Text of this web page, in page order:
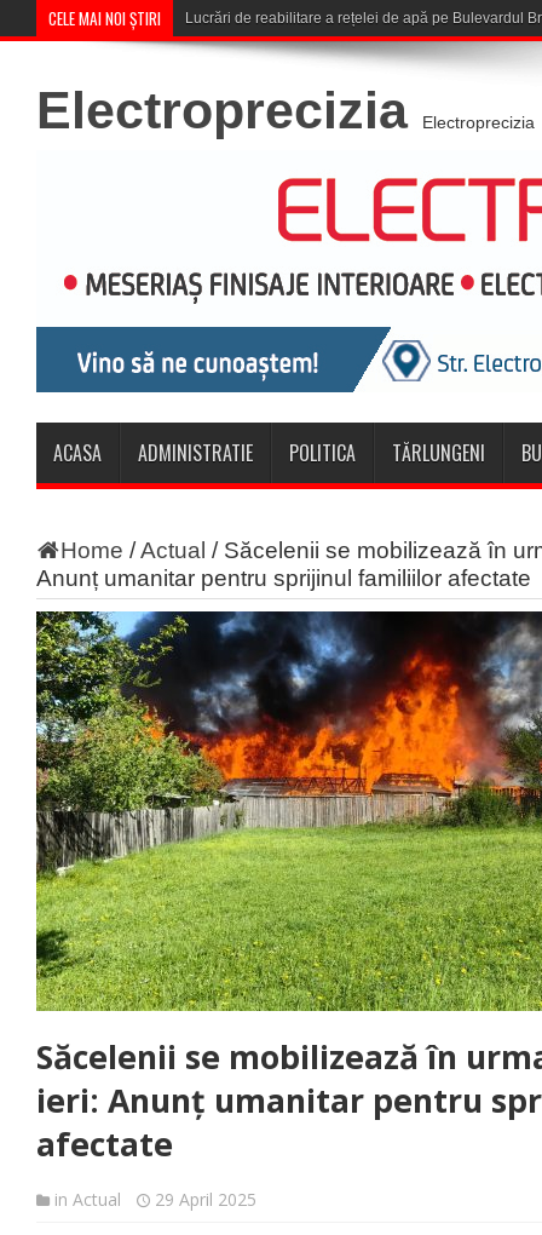
CELE MAI NOI ȘTIRI Corona Brașov se califică în Turu
Electroprecizia Electroprecizia
ACASA ADMINISTRATIE POLITICA TĂRLUNGENI
Home /Actual / Săcelenii se mobilizează în
Anunț umanitar pentru sprijinul familiilor afectate
Săcelenii se mobilizează în
ieri: Anunț umanitar pentru
afectate
in Actual 29 April 2025